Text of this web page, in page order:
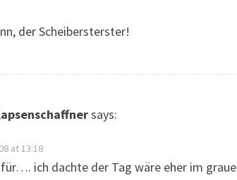
der Scheibersterster!
says:
at 13:18
ich dachte der Tag wäre eher im